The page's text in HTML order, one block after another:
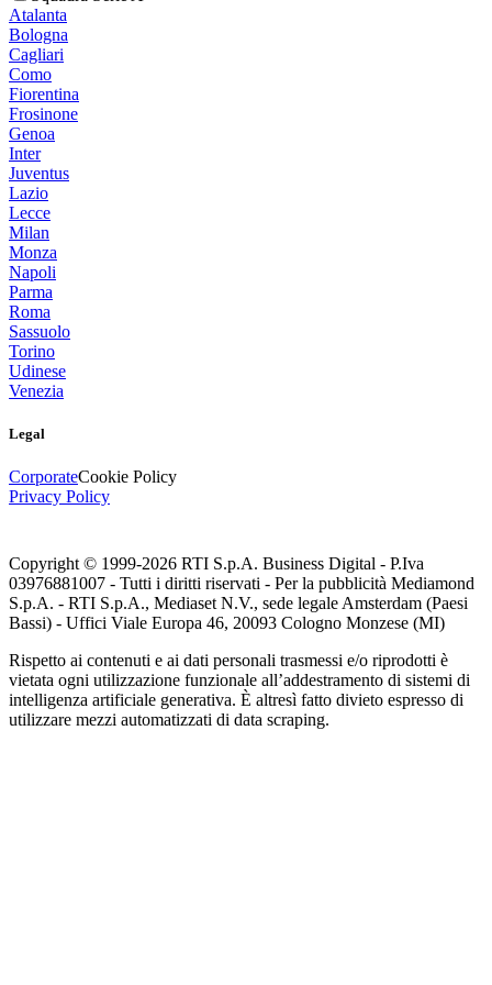
Atalanta
Bologna
Cagliari
Como
Fiorentina
Frosinone
Genoa
Inter
Juventus
Lazio
Lecce
Milan
Monza
Napoli
Parma
Roma
Sassuolo
Torino
Udinese
Venezia
Legal
CorporateCookie Policy
Privacy Policy
Copyright © 1999-2026 RTI S.p.A. Business Digital - P.Iva
03976881007 - Tutti i diritti riservati - Per la pubblicità Mediamond
S.p.A. - RTI S.p.A., Mediaset N.V., sede legale Amsterdam (Paesi
Bassi) - Uffici Viale Europa 46, 20093 Cologno Monzese (MI)
Rispetto ai contenuti e ai dati personali trasmessi e/o riprodotti è
vietata ogni utilizzazione funzionale all’addestramento di sistemi di
intelligenza artificiale generativa. È altresì fatto divieto espresso di
utilizzare mezzi automatizzati di data scraping.